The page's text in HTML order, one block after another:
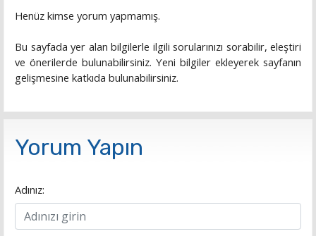
Henüz kimse yorum yapmamış.
Bu sayfada yer alan bilgilerle ilgili sorularınızı sorabilir, eleştiri
ve önerilerde bulunabilirsiniz. Yeni bilgiler ekleyerek sayfanın
gelişmesine katkıda bulunabilirsiniz.
Yorum Yapın
Adınız: